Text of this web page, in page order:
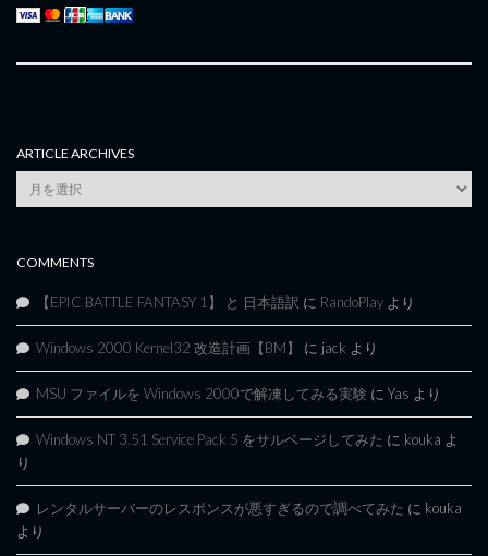
ARTICLE ARCHIVES
Article
Archives
COMMENTS
【EPIC BATTLE FANTASY 1】 と 日本語訳 に RandoPlay より
Windows 2000 Kernel32 改造計画【BM】 に jack より
MSU ファイルを Windows 2000で解凍してみる実験 に Yas より
Windows NT 3.51 Service Pack 5 をサルベージしてみた に kouka よ
り
レンタルサーバーのレスポンスが悪すぎるので調べてみた に kouka
より